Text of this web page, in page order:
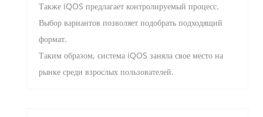
Также iQOS предлагает контролируемый процесс.
Выбор вариантов позволяет подобрать подходящий
формат.
Таким образом, система iQOS заняла свое место на
рынке среди взрослых пользователей.